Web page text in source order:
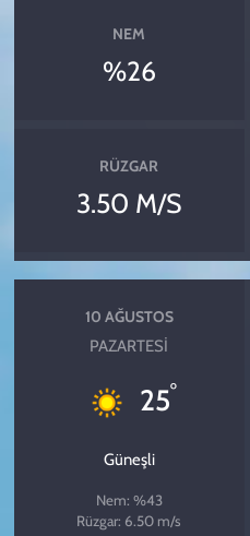
NEM
%26
RÜZGAR
3.50 M/S
10 AĞUSTOS
PAZARTESI
25°
Güneşli
Nem: %43
Rüzgar: 6.50 m/s